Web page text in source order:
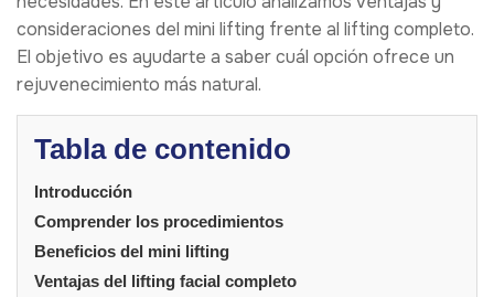
consideraciones del mini lifting frente al lifting completo.
El objetivo es ayudarte a saber cuál opción ofrece un
rejuvenecimiento más natural.
Tabla de contenido
Introducción
Comprender los procedimientos
Beneficios del mini lifting
Ventajas del lifting facial completo